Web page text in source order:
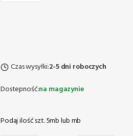
Czas wysyłki:2-5 dni roboczych
Dostepność:na magazynie
Podaj ilość szt. 5mb lub mb